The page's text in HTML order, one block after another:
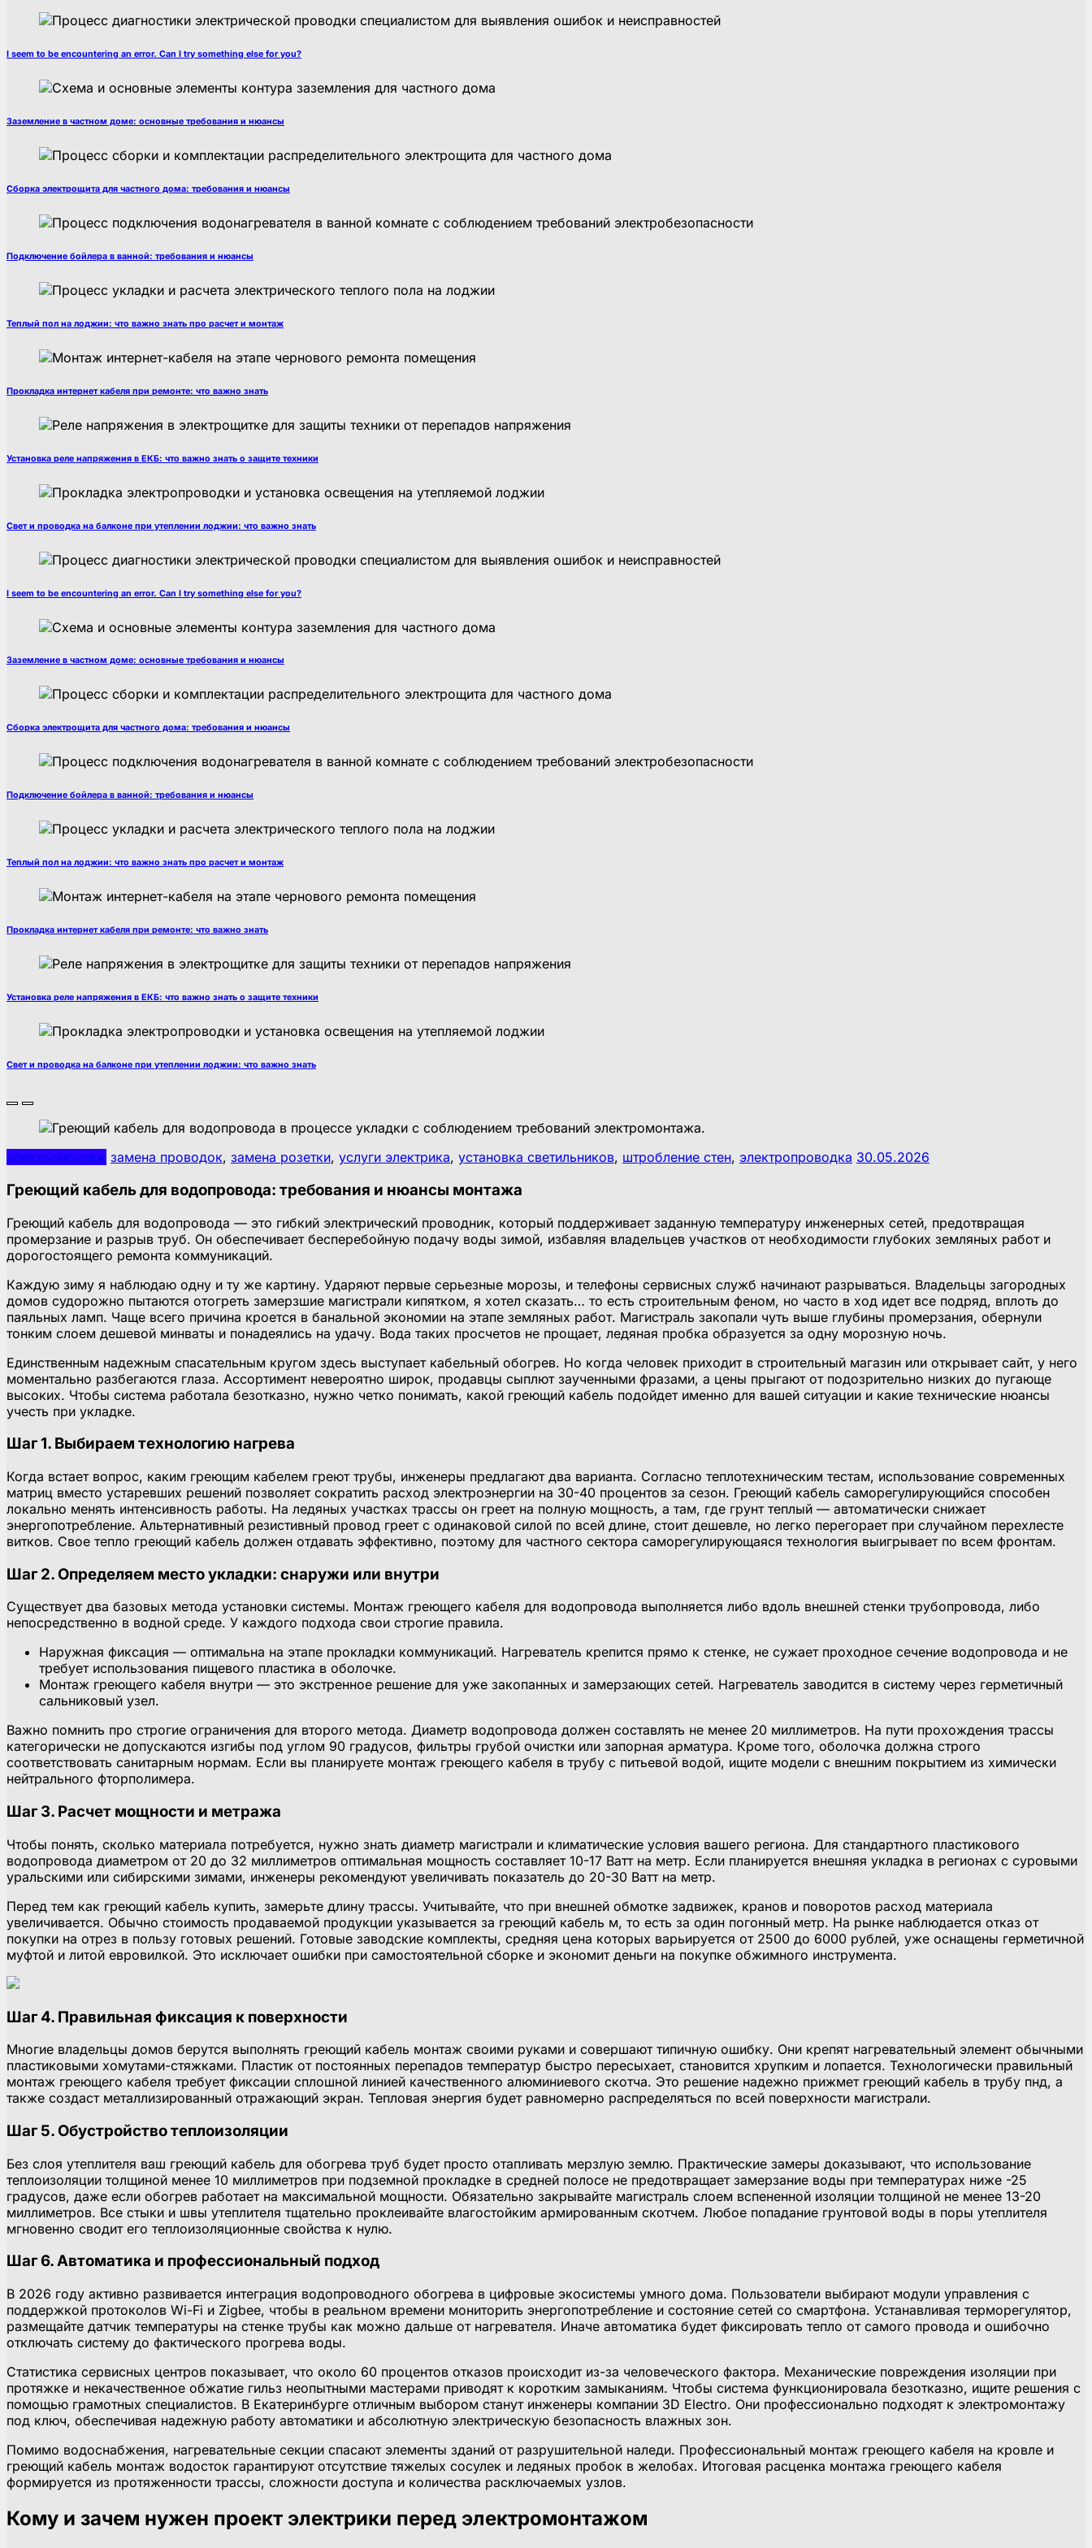
I seem to be encountering an error. Can I try something else for you?
Заземление в частном доме: основные требования и нюансы
Сборка электрощита для частного дома: требования и нюансы
Подключение бойлера в ванной: требования и нюансы
Теплый пол на лоджии: что важно знать про расчет и монтаж
Прокладка интернет кабеля при ремонте: что важно знать
Установка реле напряжения в ЕКБ: что важно знать о защите техники
Свет и проводка на балконе при утеплении лоджии: что важно знать
I seem to be encountering an error. Can I try something else for you?
Заземление в частном доме: основные требования и нюансы
Сборка электрощита для частного дома: требования и нюансы
Подключение бойлера в ванной: требования и нюансы
Теплый пол на лоджии: что важно знать про расчет и монтаж
Прокладка интернет кабеля при ремонте: что важно знать
Установка реле напряжения в ЕКБ: что важно знать о защите техники
Свет и проводка на балконе при утеплении лоджии: что важно знать
электромонтаж замена проводок, замена розетки, услуги электрика, установка светильников, штробление стен, электропроводка 30.05.2026
Греющий кабель для водопровода: требования и нюансы монтажа
Греющий кабель для водопровода — это гибкий электрический проводник, который поддерживает заданную температуру инженерных сетей, предотвращая
промерзание и разрыв труб. Он обеспечивает бесперебойную подачу воды зимой, избавляя владельцев участков от необходимости глубоких земляных работ и
дорогостоящего ремонта коммуникаций.
Каждую зиму я наблюдаю одну и ту же картину. Ударяют первые серьезные морозы, и телефоны сервисных служб начинают разрываться. Владельцы загородных
домов судорожно пытаются отогреть замерзшие магистрали кипятком, я хотел сказать… то есть строительным феном, но часто в ход идет все подряд, вплоть до
паяльных ламп. Чаще всего причина кроется в банальной экономии на этапе земляных работ. Магистраль закопали чуть выше глубины промерзания, обернули
тонким слоем дешевой минваты и понадеялись на удачу. Вода таких просчетов не прощает, ледяная пробка образуется за одну морозную ночь.
Единственным надежным спасательным кругом здесь выступает кабельный обогрев. Но когда человек приходит в строительный магазин или открывает сайт, у него
моментально разбегаются глаза. Ассортимент невероятно широк, продавцы сыплют заученными фразами, а цены прыгают от подозрительно низких до пугающе
высоких. Чтобы система работала безотказно, нужно четко понимать, какой греющий кабель подойдет именно для вашей ситуации и какие технические нюансы
учесть при укладке.
Шаг 1. Выбираем технологию нагрева
Когда встает вопрос, каким греющим кабелем греют трубы, инженеры предлагают два варианта. Согласно теплотехническим тестам, использование современных
матриц вместо устаревших решений позволяет сократить расход электроэнергии на 30-40 процентов за сезон. Греющий кабель саморегулирующийся способен
локально менять интенсивность работы. На ледяных участках трассы он греет на полную мощность, а там, где грунт теплый — автоматически снижает
энергопотребление. Альтернативный резистивный провод греет с одинаковой силой по всей длине, стоит дешевле, но легко перегорает при случайном перехлесте
витков. Свое тепло греющий кабель должен отдавать эффективно, поэтому для частного сектора саморегулирующаяся технология выигрывает по всем фронтам.
Шаг 2. Определяем место укладки: снаружи или внутри
Существует два базовых метода установки системы. Монтаж греющего кабеля для водопровода выполняется либо вдоль внешней стенки трубопровода, либо
непосредственно в водной среде. У каждого подхода свои строгие правила.
Наружная фиксация — оптимальна на этапе прокладки коммуникаций. Нагреватель крепится прямо к стенке, не сужает проходное сечение водопровода и не
требует использования пищевого пластика в оболочке.
Монтаж греющего кабеля внутри — это экстренное решение для уже закопанных и замерзающих сетей. Нагреватель заводится в систему через герметичный
сальниковый узел.
Важно помнить про строгие ограничения для второго метода. Диаметр водопровода должен составлять не менее 20 миллиметров. На пути прохождения трассы
категорически не допускаются изгибы под углом 90 градусов, фильтры грубой очистки или запорная арматура. Кроме того, оболочка должна строго
соответствовать санитарным нормам. Если вы планируете монтаж греющего кабеля в трубу с питьевой водой, ищите модели с внешним покрытием из химически
нейтрального фторполимера.
Шаг 3. Расчет мощности и метража
Чтобы понять, сколько материала потребуется, нужно знать диаметр магистрали и климатические условия вашего региона. Для стандартного пластикового
водопровода диаметром от 20 до 32 миллиметров оптимальная мощность составляет 10-17 Ватт на метр. Если планируется внешняя укладка в регионах с суровыми
уральскими или сибирскими зимами, инженеры рекомендуют увеличивать показатель до 20-30 Ватт на метр.
Перед тем как греющий кабель купить, замерьте длину трассы. Учитывайте, что при внешней обмотке задвижек, кранов и поворотов расход материала
увеличивается. Обычно стоимость продаваемой продукции указывается за греющий кабель м, то есть за один погонный метр. На рынке наблюдается отказ от
покупки на отрез в пользу готовых решений. Готовые заводские комплекты, средняя цена которых варьируется от 2500 до 6000 рублей, уже оснащены герметичной
муфтой и литой евровилкой. Это исключает ошибки при самостоятельной сборке и экономит деньги на покупке обжимного инструмента.
Шаг 4. Правильная фиксация к поверхности
Многие владельцы домов берутся выполнять греющий кабель монтаж своими руками и совершают типичную ошибку. Они крепят нагревательный элемент обычными
пластиковыми хомутами-стяжками. Пластик от постоянных перепадов температур быстро пересыхает, становится хрупким и лопается. Технологически правильный
монтаж греющего кабеля требует фиксации сплошной линией качественного алюминиевого скотча. Это решение надежно прижмет греющий кабель в трубу пнд, а
также создаст металлизированный отражающий экран. Тепловая энергия будет равномерно распределяться по всей поверхности магистрали.
Шаг 5. Обустройство теплоизоляции
Без слоя утеплителя ваш греющий кабель для обогрева труб будет просто отапливать мерзлую землю. Практические замеры доказывают, что использование
теплоизоляции толщиной менее 10 миллиметров при подземной прокладке в средней полосе не предотвращает замерзание воды при температурах ниже -25
градусов, даже если обогрев работает на максимальной мощности. Обязательно закрывайте магистраль слоем вспененной изоляции толщиной не менее 13-20
миллиметров. Все стыки и швы утеплителя тщательно проклеивайте влагостойким армированным скотчем. Любое попадание грунтовой воды в поры утеплителя
мгновенно сводит его теплоизоляционные свойства к нулю.
Шаг 6. Автоматика и профессиональный подход
В 2026 году активно развивается интеграция водопроводного обогрева в цифровые экосистемы умного дома. Пользователи выбирают модули управления с
поддержкой протоколов Wi-Fi и Zigbee, чтобы в реальном времени мониторить энергопотребление и состояние сетей со смартфона. Устанавливая терморегулятор,
размещайте датчик температуры на стенке трубы как можно дальше от нагревателя. Иначе автоматика будет фиксировать тепло от самого провода и ошибочно
отключать систему до фактического прогрева воды.
Статистика сервисных центров показывает, что около 60 процентов отказов происходит из-за человеческого фактора. Механические повреждения изоляции при
протяжке и некачественное обжатие гильз неопытными мастерами приводят к коротким замыканиям. Чтобы система функционировала безотказно, ищите решения с
помощью грамотных специалистов. В Екатеринбурге отличным выбором станут инженеры компании 3D Electro. Они профессионально подходят к электромонтажу
под ключ, обеспечивая надежную работу автоматики и абсолютную электрическую безопасность влажных зон.
Помимо водоснабжения, нагревательные секции спасают элементы зданий от разрушительной наледи. Профессиональный монтаж греющего кабеля на кровле и
греющий кабель монтаж водосток гарантируют отсутствие тяжелых сосулек и ледяных пробок в желобах. Итоговая расценка монтажа греющего кабеля
формируется из протяженности трассы, сложности доступа и количества расключаемых узлов.
Кому и зачем нужен проект электрики перед электромонтажом